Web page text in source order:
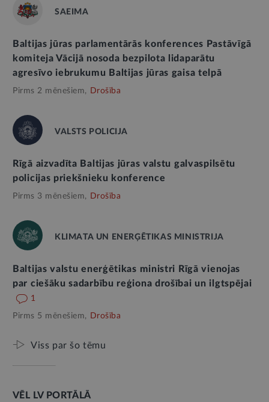
SAEIMA
Baltijas jūras parlamentārās konferences Pastāvīgā
komiteja Vācijā nosoda bezpilota lidaparātu
agresīvo iebrukumu Baltijas jūras gaisa telpā
Pirms 2 mēnešiem, Drošība
VALSTS POLICIJA
Rīgā aizvadīta Baltijas jūras valstu galvaspilsētu
policijas priekšnieku konference
Pirms 3 mēnešiem, Drošība
KLIMATA UN ENERĢĒTIKAS MINISTRIJA
Baltijas valstu enerģētikas ministri Rīgā vienojas
par ciešāku sadarbību reģiona drošībai un ilgtspējai
1
Pirms 5 mēnešiem, Drošība
Viss par šo tēmu
VĒL LV PORTĀLĀ